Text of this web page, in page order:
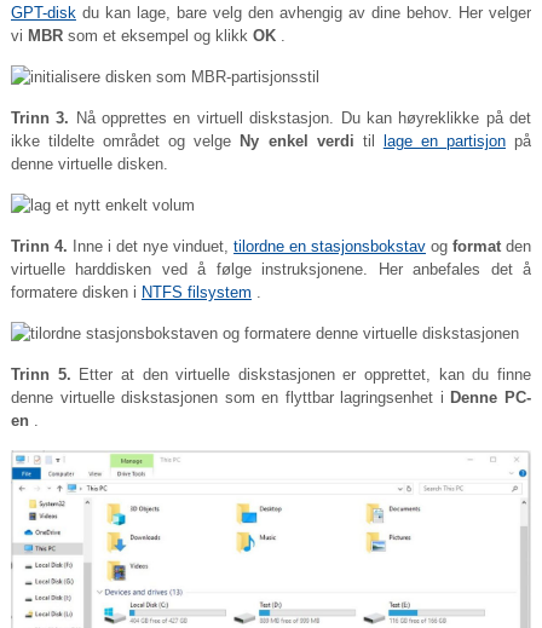
GPT-disk du kan lage, bare velg den avhengig av dine behov. Her velger
vi MBRsom et eksempel og klikk OK.
Trinn 3. Nå opprettes en virtuell diskstasjon. Du kan høyreklikke på det
ikke tildelte området og velge Ny enkel verdi til lage en partisjonpå
denne virtuelle disken.
Trinn 4. Inne i det nye vinduet,tilordne en stasjonsbokstav ogformat den
virtuelle harddisken ved å følge instruksjonene. Her anbefales det å
formatere disken i NTFS filsystem
Trinn 5. Etter at den virtuelle diskstasjonen er opprettet, kan du finne
denne virtuelle diskstasjonen som en flyttbar lagringsenhet i Denne PC-
en.